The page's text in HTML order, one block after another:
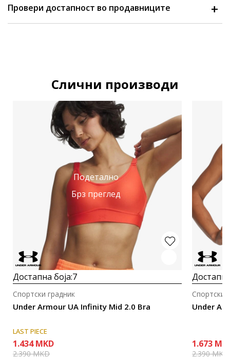
Провери достапност во продавниците
Слични производи
Подетално
Брз преглед
Достапна боја:7
Under Armour UA Infinity Mid 2.0 Bra
Спортски градник
LAST PIECE
1.434 MKD
2.390MKD
Under
Спортски
1.673
2.390MKD